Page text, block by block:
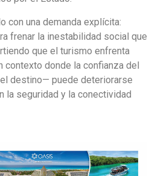
con una demanda explícita:
frenar la inestabilidad social que
que el turismo enfrenta
contexto donde la confianza del
destino— puede deteriorarse
la seguridad y la conectividad